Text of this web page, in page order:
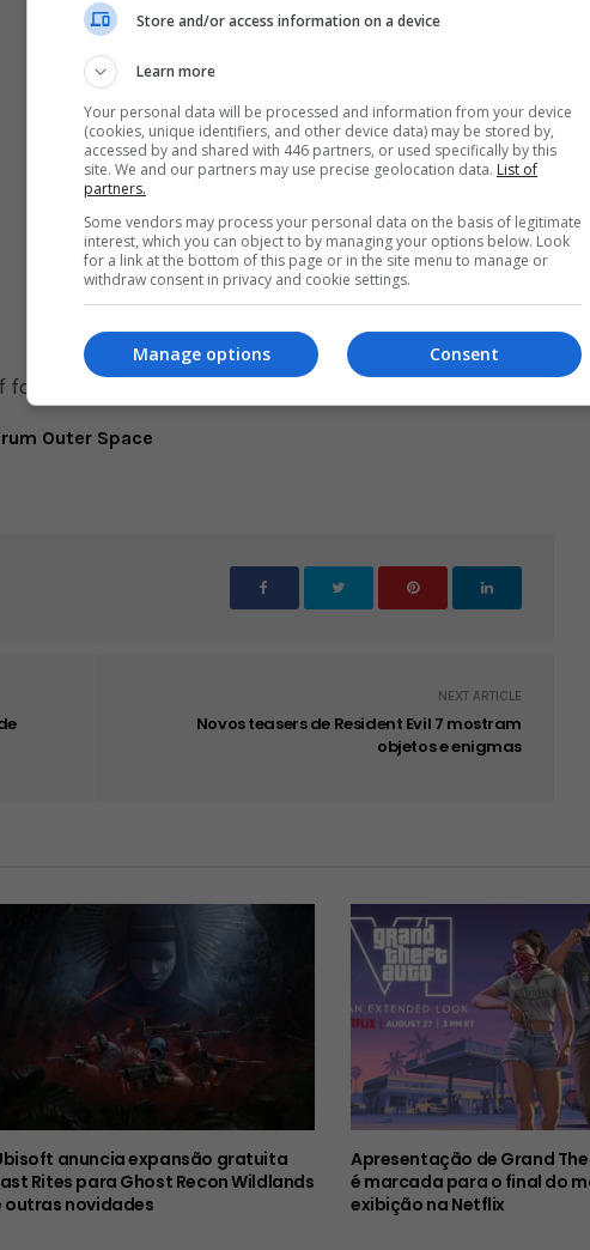
lançado em 2012 para 3DS.
Outer Space
NEXT ARTICLE
Novos teasers de Resident Evil 7 mostram
objetos e enigmas
anuncia expansão gratuita
Rites para Ghost Recon Wildlands
outras novidades
Apresentação de Grand
é marcada para o final do
exibição na Netflix
Store and/or access information on a device
Learn more
Your personal data will be processed and information from your device
(cookies, unique identifiers, and other device data) may be stored by,
accessed by and shared with 446 partners, or used specifically by this
site. We and our partners may use precise geolocation data. List of
partners.
Some vendors may process your personal data on the basis of legitimate
interest, which you can object to by managing your options below. Look
for a link at the bottom of this page or in the site menu to manage or
withdraw consent in privacy and cookie settings.
Consent
Manage options